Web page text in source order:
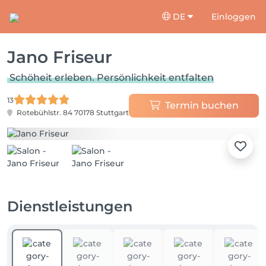
DE Einloggen
Jano Friseur
Schöheit erleben. Persönlichkeit entfalten
13
Rotebühlstr. 84 70178 Stuttgart
Termin buchen
Dienstleistungen